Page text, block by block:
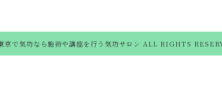
京で気功なら施術や講座を行う気功サロン ALL RIGHTS